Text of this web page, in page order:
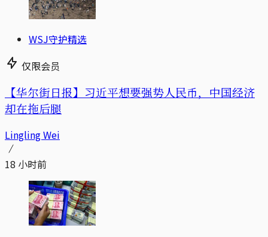
WSJ守护精选
仅限会员
【华尔街日报】习近平想要强势人民币，中国经济
却在拖后腿
Lingling Wei
18 小时前